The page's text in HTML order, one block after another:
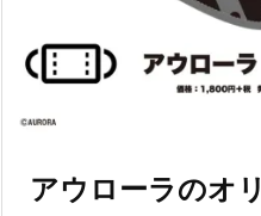
アウローラのオ